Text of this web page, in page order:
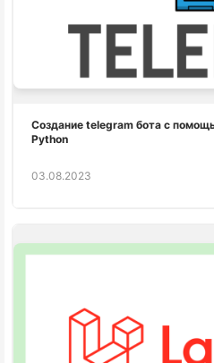
Создание telegram бота с
Python
03.08.2023